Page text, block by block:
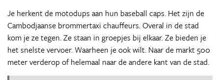
Je herkent de motodups aan hun baseball caps. Het zijn de
Cambodjaanse brommertaxi chauffeurs. Overal in de stad
kom je ze tegen. Ze staan in groepjes bij elkaar. Ze bieden je
het snelste vervoer. Waarheen je ook wilt. Naar de markt 500
meter verderop of helemaal naar de andere kant van de stad.